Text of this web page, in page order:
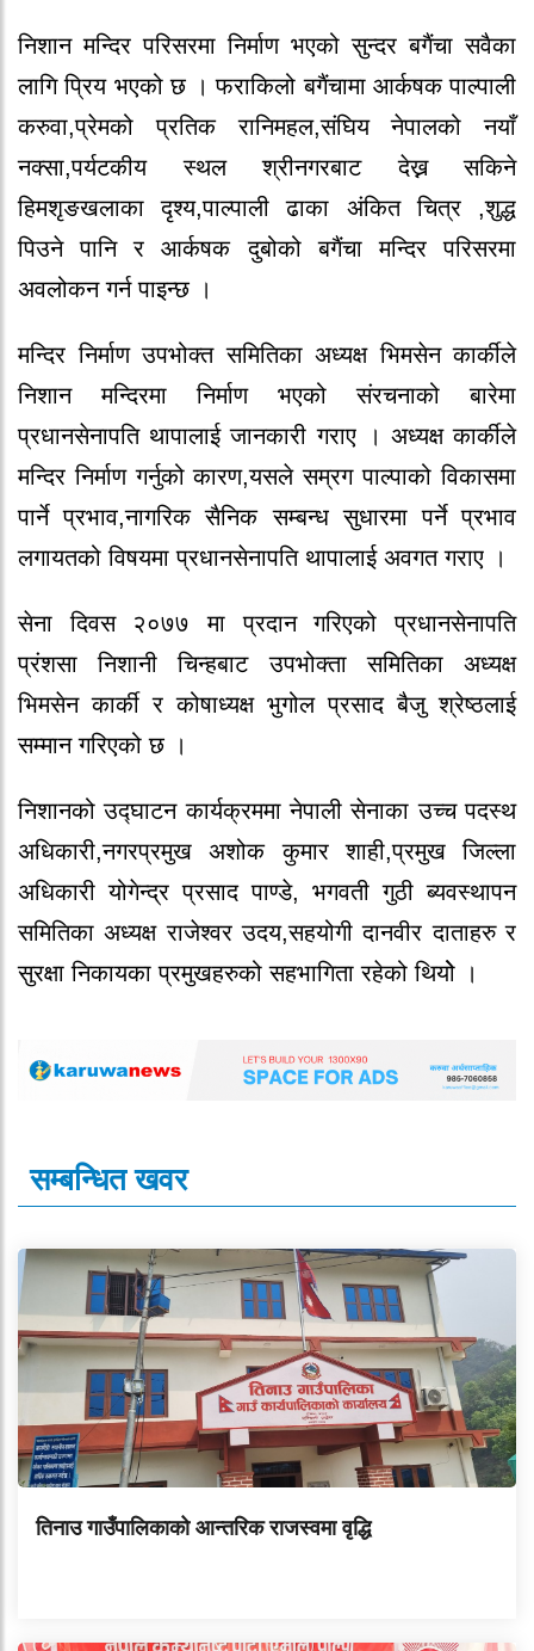
निशान मन्दिर परिसरमा निर्माण भएको सुन्दर बगैंचा सवैका
लागि प्रिय भएको छ । फराकिलो बगैंचामा आर्कषक पाल्पाली
करुवा,प्रेमको प्रतिक रानिमहल,संघिय नेपालको नयाँ
नक्सा,पर्यटकीय स्थल श्रीनगरबाट देख्न सकिने
हिमशृङखलाका दृश्य,पाल्पाली ढाका अंकित चित्र ,शुद्ध
पिउने पानि र आर्कषक दुबोको बगैंचा मन्दिर परिसरमा
अवलोकन गर्न पाइन्छ ।
मन्दिर निर्माण उपभोक्त समितिका अध्यक्ष भिमसेन कार्कीले
निशान मन्दिरमा निर्माण भएको संरचनाको बारेमा
प्रधानसेनापति थापालाई जानकारी गराए । अध्यक्ष कार्कीले
मन्दिर निर्माण गर्नुको कारण,यसले सम्रग पाल्पाको विकासमा
पार्ने प्रभाव,नागरिक सैनिक सम्बन्ध सुधारमा पर्ने प्रभाव
लगायतको विषयमा प्रधानसेनापति थापालाई अवगत गराए ।
सेना दिवस २०७७ मा प्रदान गरिएको प्रधानसेनापति
प्रंशसा निशानी चिन्हबाट उपभोक्ता समितिका अध्यक्ष
भिमसेन कार्की र कोषाध्यक्ष भुगोल प्रसाद बैजु श्रेष्ठलाई
सम्मान गरिएको छ ।
निशानको उद्घाटन कार्यक्रममा नेपाली सेनाका उच्च पदस्थ
अधिकारी,नगरप्रमुख अशोक कुमार शाही,प्रमुख जिल्ला
अधिकारी योगेन्द्र प्रसाद पाण्डे, भगवती गुठी ब्यवस्थापन
समितिका अध्यक्ष राजेश्वर उदय,सहयोगी दानवीर दाताहरु र
सुरक्षा निकायका प्रमुखहरुको सहभागिता रहेको थियोे ।
सम्बन्धित खवर
तिनाउ गाउँपालिकाको आन्तरिक राजस्वमा वृद्धि